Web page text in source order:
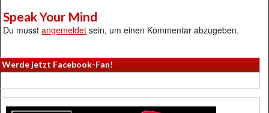
Speak Your Mind
Du musstangemeldet sein, um einen Kommentar abzugeben.
Werde jetzt Facebook-Fan!